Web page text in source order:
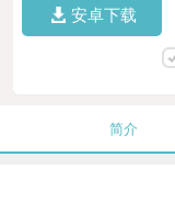
安卓下载
简介